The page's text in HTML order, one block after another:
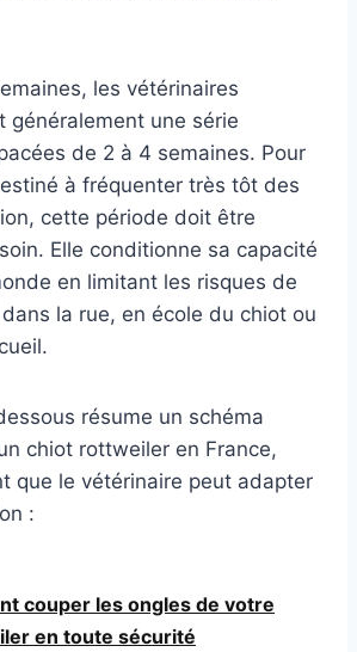
les vétérinaires
généralement une série
de 2 à 4 semaines. Pour
à fréquenter très tôt des
cette période doit être
Elle conditionne sa capacité
en limitant les risques de
la rue, en école du chiot ou
résume un schéma
chiot rottweiler en France,
que le vétérinaire peut adapter
:
couper les ongles de votre
en toute sécurité